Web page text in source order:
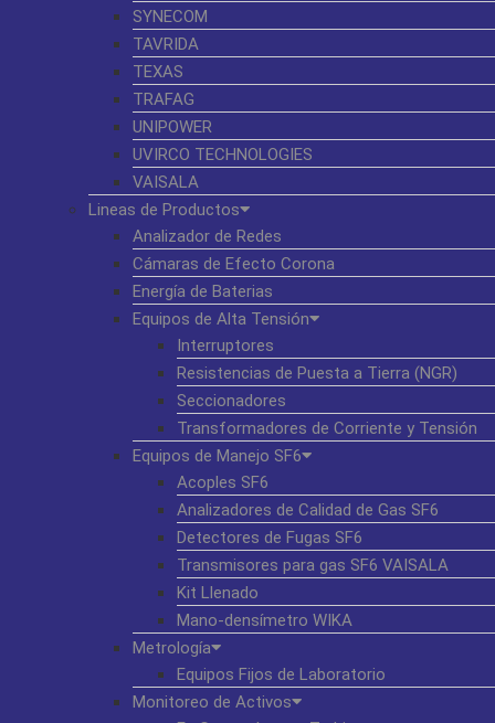
SYNECOM
TAVRIDA
TEXAS
TRAFAG
UNIPOWER
UVIRCO TECHNOLOGIES
VAISALA
Lineas de Productos
Analizador de Redes
Cámaras de Efecto Corona
Energía de Baterias
Equipos de Alta Tensión
Interruptores
Resistencias de Puesta a Tierra (NGR)
Seccionadores
Transformadores de Corriente y Tensión
Equipos de Manejo SF6
Acoples SF6
Analizadores de Calidad de Gas SF6
Detectores de Fugas SF6
Transmisores para gas SF6 VAISALA
Kit Llenado
Mano-densímetro WIKA
Metrología
Equipos Fijos de Laboratorio
Monitoreo de Activos